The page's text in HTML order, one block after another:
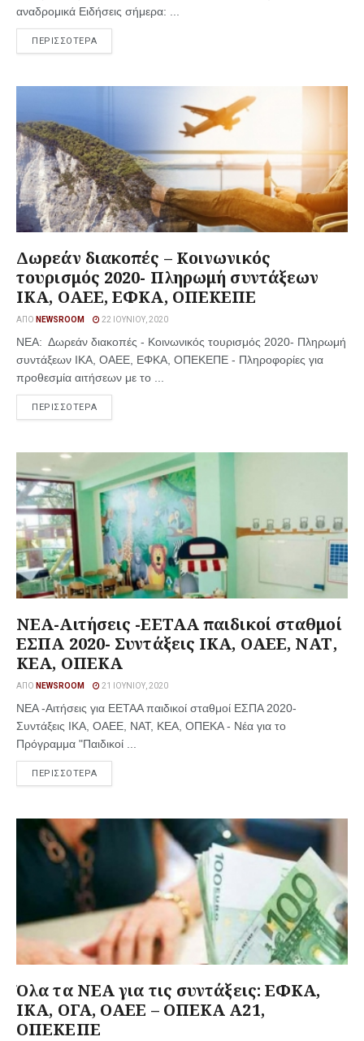
αναδρομικά Ειδήσεις σήμερα: ...
ΠΕΡΙΣΣΟΤΕΡΑ
Δωρεάν διακοπές – Κοινωνικός
τουρισμός 2020- Πληρωμή συντάξεων
ΙΚΑ, ΟΑΕΕ, ΕΦΚΑ, ΟΠΕΚΕΠΕ
ΑΠΌ NEWSROOM 22 ΙΟΥΝΊΟΥ, 2020
ΝΕΑ: Δωρεάν διακοπές - Κοινωνικός τουρισμός 2020- Πληρωμή
συντάξεων ΙΚΑ, ΟΑΕΕ, ΕΦΚΑ, ΟΠΕΚΕΠΕ - Πληροφορίες για
προθεσμία αιτήσεων με το ...
ΠΕΡΙΣΣΟΤΕΡΑ
ΝΕΑ-Αιτήσεις -ΕΕΤΑΑ παιδικοί σταθμοί
ΕΣΠΑ 2020- Συντάξεις ΙΚΑ, ΟΑΕΕ, ΝΑΤ,
ΚΕΑ, ΟΠΕΚΑ
ΑΠΌ NEWSROOM 21 ΙΟΥΝΊΟΥ, 2020
ΝΕΑ -Αιτήσεις για ΕΕΤΑΑ παιδικοί σταθμοί ΕΣΠΑ 2020-
Συντάξεις ΙΚΑ, ΟΑΕΕ, ΝΑΤ, ΚΕΑ, ΟΠΕΚΑ - Νέα για το
Πρόγραμμα "Παιδικοί ...
ΠΕΡΙΣΣΟΤΕΡΑ
Όλα τα ΝΕΑ για τις συντάξεις: ΕΦΚΑ,
ΙΚΑ, ΟΓΑ, ΟΑΕΕ – ΟΠΕΚΑ Α21,
ΟΠΕΚΕΠΕ